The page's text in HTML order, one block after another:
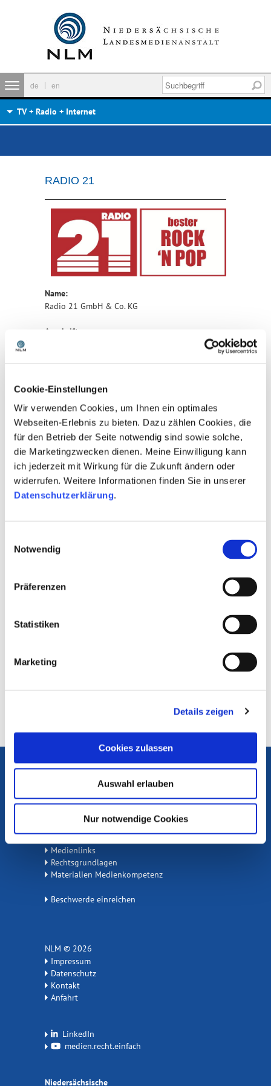
Cookie-Einstellungen
Wir verwenden Cookies, um Ihnen ein optimales
Webseiten-Erlebnis zu bieten. Dazu zählen Cookies, die
für den Betrieb der Seite notwendig sind sowie solche,
die Marketingzwecken dienen. Meine Einwilligung kann
ich jederzeit mit Wirkung für die Zukunft ändern oder
widerrufen. Weitere Informationen finden Sie in unserer
Datenschutzerklärung.
Notwendig
Präferenzen
Statistiken
Marketing
Details zeigen
Cookies zulassen
Auswahl erlauben
Nur notwendige Cookies
de en
TV + Radio + Internet
RADIO 21
Name:
Radio 21 GmbH & Co. KG
Anschrift:
www.radio21.de
Geschäftsführung:
Steffen Müller
Gesellschafter:
An der Radio 21 GmbH & Co. KG sind mit
folgenden Anteilen beteiligt:
1. Funk & Fernsehen Nordwestdeutschland
4. Niedersachsen Radio GmbH & Co. KG: 50,17 %
31. Mai 2000
Südost-Niedersachsen (Hannover, Braunschweig,
Aufsichtführende Anstalt:
NLM
zurück zur Übersicht
Die Medienanstalten
Flimmo
Medienlinks
Rechtsgrundlagen
Materialien Medienkompetenz
Beschwerde einreichen
NLM © 2026
Impressum
Datenschutz
Kontakt
Anfahrt
LinkedIn
medien.recht.einfach
Niedersächsische